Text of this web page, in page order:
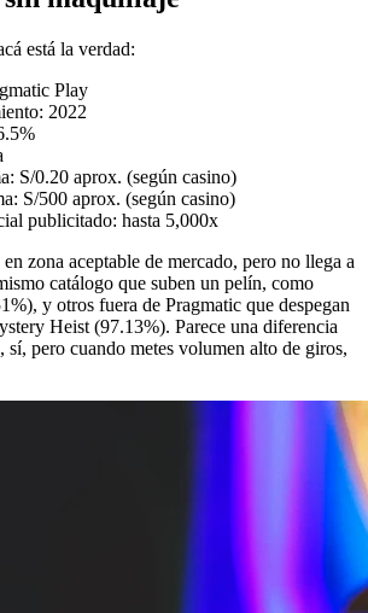
está la verdad:
Play
2022
S/0.20 aprox. (según casino)
S/500 aprox. (según casino)
publicitado: hasta 5,000x
zona aceptable de mercado, pero no llega a
catálogo que suben un pelín, como
y otros fuera de Pragmatic que despegan
Heist (97.13%). Parece una diferencia
sí, pero cuando metes volumen alto de giros,